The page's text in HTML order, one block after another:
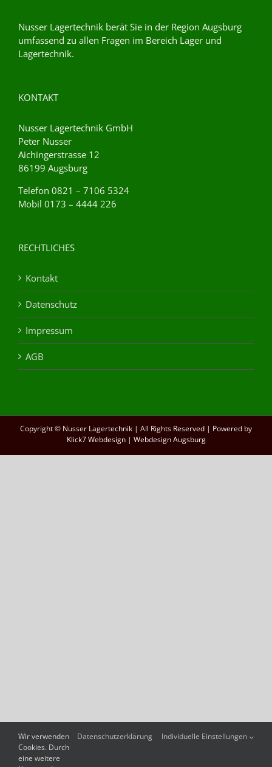
Nusser Lagertechnik berät Sie in der Region Augsburg
umfassend zu allen Fragen im Bereich Lager und
Lagertechnik.
KONTAKT
Nusser Lagertechnik GmbH
Peter Nusser
Aichingerstrasse 12
86199 Augsburg
Telefon 0821 – 7106 5324
Mobil 0173 – 4444 226
RECHTLICHES
Kontakt
Datenschutz
Impressum
AGB
Copyright © Nusser Lagertechnik | All Rights Reserved | Powered by
Klick7 Webdesign| Webdesign Augsburg
Wir verwenden
Cookies. Durch
eine weitere
Datenschutzerklärung Individuelle Einstellungen